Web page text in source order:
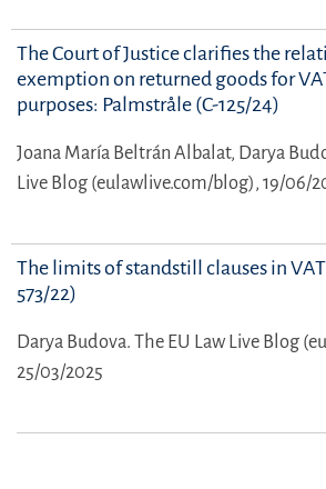
The Court of Justice clarifies the
exemption on returned goods for
purposes: Palmstråle (C-125/24)
Joana María Beltrán Albalat, Darya
Live Blog (eulawlive.com/blog), 19/06/
The limits of standstill clauses in VAT
573/22)
Darya Budova. The EU Law Live Blog
25/03/2025